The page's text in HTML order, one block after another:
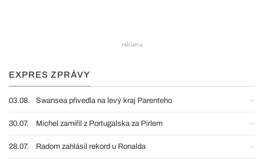
EXPRES ZPRÁVY
03.08. Swansea přivedla na levý kraj Parenteho
30.07. Michel zamířil z Portugalska za Pirlem
28.07. Radom zahlásil rekord u Ronalda